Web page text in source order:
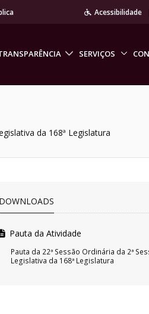
Acessibilidade
SERVIÇOS
da 168ª Legislatura
DOWNLOADS
Pauta da Atividade
Pauta da 22ª Sessão Ordinária da 2ª
Legislativa da 168ª Legislatura